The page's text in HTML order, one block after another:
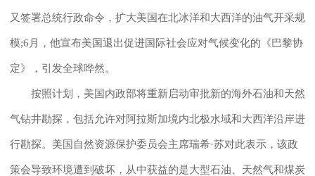
又签署总统行政命令，扩大美国在北冰洋和大西洋的油气开采规
模;6月，他宣布美国退出促进国际社会应对气候变化的《巴黎协
定》，引发全球哗然。
按照计划，美国内政部将重新启动审批新的海外石油和天然
气钻井勘探，包括允许对阿拉斯加境内北极水域和大西洋沿岸进
行勘探。美国自然资源保护委员会主席瑞希·苏对此表示，该政
策会导致环境遭到破坏，从中获益的是大型石油、天然气和煤炭